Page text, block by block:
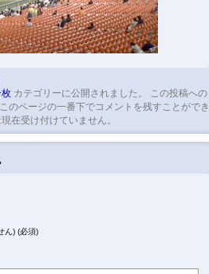
カテゴリーに公開されました。 この投稿への
のページの一番下でコメントを残すことができ
在受け付けていません。
ん) (必須)